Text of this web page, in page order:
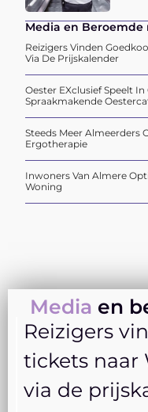
Media en Beroemde
Reizigers Vinden
Via De Prijskalender
Oester EXclusief Speelt
Spraakmakende
Steeds Meer Almeerders
Ergotherapie
Inwoners Van Almere
Woning
Media en
Reizigers
tickets naar
via de